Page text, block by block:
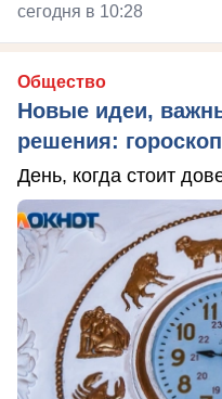
сегодня в 10:28
Общество
Новые идеи,
решения:
День, когда стоит